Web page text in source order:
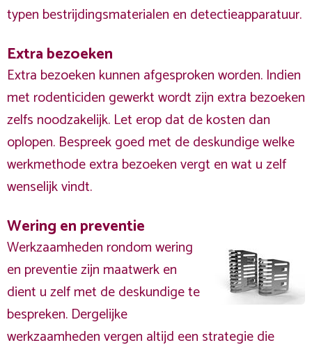
typen bestrijdingsmaterialen en detectieapparatuur.
Extra bezoeken
Extra bezoeken kunnen afgesproken worden. Indien
met rodenticiden gewerkt wordt zijn extra bezoeken
zelfs noodzakelijk. Let erop dat de kosten dan
oplopen. Bespreek goed met de deskundige welke
werkmethode extra bezoeken vergt en wat u zelf
wenselijk vindt.
Wering en preventie
Werkzaamheden rondom wering
en preventie zijn maatwerk en
dient u zelf met de deskundige te
bespreken. Dergelijke
werkzaamheden vergen altijd een strategie die